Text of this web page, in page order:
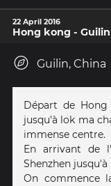
22 April 2016
Hong kong -
Guilin, China
Départ de
jusqu'à lok ma
immense centre.
En arrivant de
Shenzhen
On commence